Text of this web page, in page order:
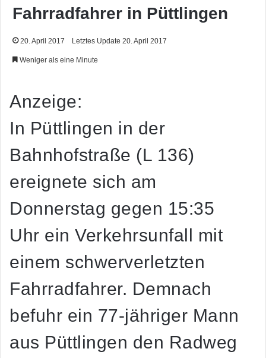
Fahrradfahrer in Püttlingen
20. April 2017 Letztes Update 20. April 2017
Weniger als eine Minute
Anzeige:
In Püttlingen in der
Bahnhofstraße (L 136)
ereignete sich am
Donnerstag gegen 15:35
Uhr ein Verkehrsunfall mit
einem schwerverletzten
Fahrradfahrer. Demnach
befuhr ein 77-jähriger Mann
aus Püttlingen den Radweg